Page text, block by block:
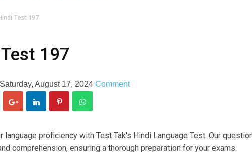
Test 197
197
Saturday, August 17, 2024 Comment
language proficiency with Test Tak's Hindi Language Test. Our
comprehension, ensuring a thorough preparation for your exams.